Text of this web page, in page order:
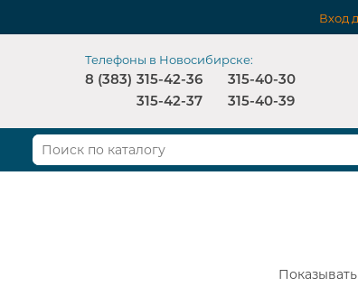
Вход
Телефоны в Новосибирске:
8 (383) 315-42-36
315-40-30
315-42-37
315-40-39